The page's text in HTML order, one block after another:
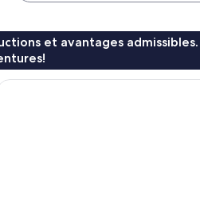
et avantages admissibles.